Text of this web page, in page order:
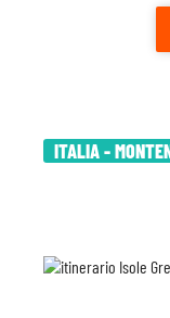
ITALIA -